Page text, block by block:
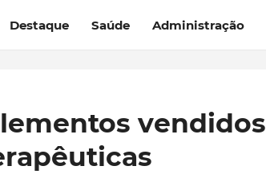
Destaque Saúde Administração
vendidos